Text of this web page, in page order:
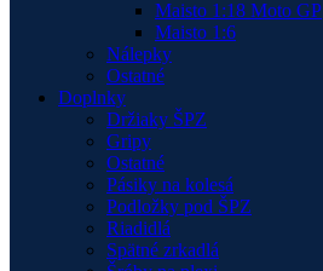
Maisto 1:18 Moto GP
Maisto 1:6
Nálepky
Ostatné
Doplnky
Držiaky ŠPZ
Gripy
Ostatné
Pásiky na kolesá
Podložky pod ŠPZ
Riadidlá
Spätné zrkadlá